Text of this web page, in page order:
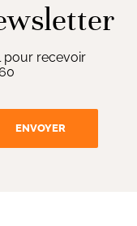
pour recevoir
ENVOYER